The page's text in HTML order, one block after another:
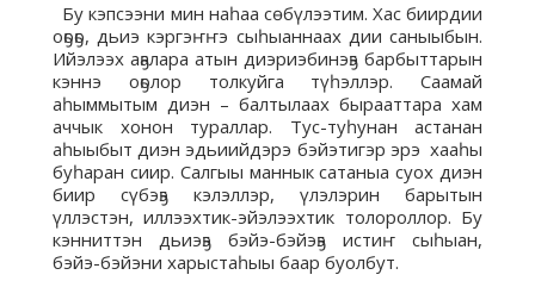
Бу кэпсээни мин наһаа сөбүлээтим. Хас биирдии
оҕоҕо, дьиэ кэргэҥҥэ сыһыаннаах дии саныыбын.
Ийэлээх аҕалара атын диэриэбинэҕэ барбыттарын
кэннэ оҕолор толкуйга түһэллэр. Саамай
аһыммытым диэн – балтылаах бырааттара хам
аччык хонон тураллар. Тус-туһунан астанан
аһыыбыт диэн эдьиийдэрэ бэйэтигэр эрэ хааһы
буһаран сиир. Салгыы маннык сатаныа суох диэн
биир сүбэҕэ кэлэллэр, үлэлэрин барытын
үллэстэн, иллээхтик-эйэлээхтик толороллор. Бу
кэнниттэн дьиэҕэ бэйэ-бэйэҕэ истиҥ сыһыан,
бэйэ-бэйэни харыстаһыы баар буолбут.